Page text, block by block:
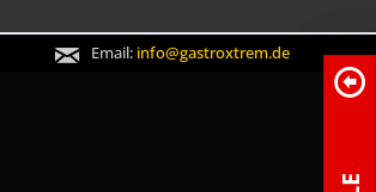
Email: info@gastroxtrem.de